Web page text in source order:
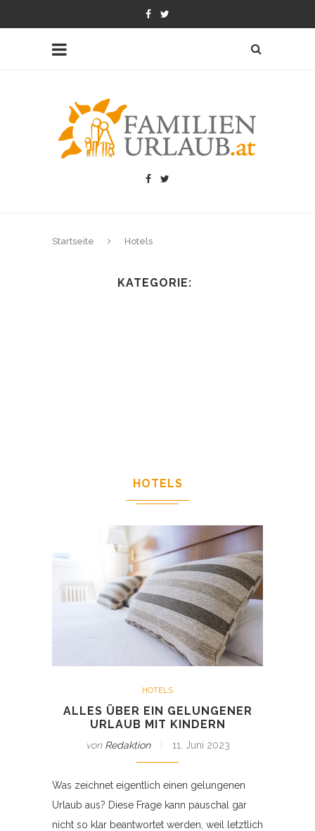
Startseite Hotels
KATEGORIE
HOTELS
HOTELS
ALLES ÜBER EIN GELUNGENER
URLAUB MIT KINDERN
von Redaktion 11. Juni 2023
Was zeichnet eigentlich einen gelungenen
Urlaub aus? Diese Frage kann pauschal gar
nicht so klar beantwortet werden, weil letztlich